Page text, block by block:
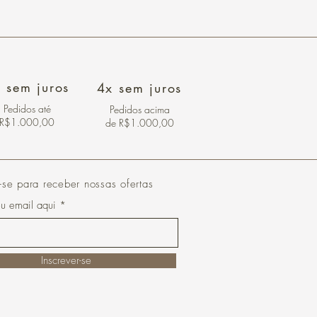
sem juros
Pedidos até
R$1.000,00
4x sem juros
Pedidos acima
de R$1.000,00
para receber nossas ofertas
email aqui
Inscrever-se